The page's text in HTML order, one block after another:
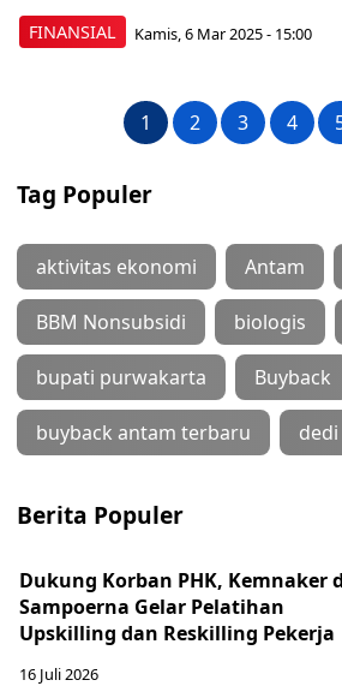
FINANSIAL Kamis, 6 Mar 2025 - 15:00
1 2 3 4
Tag Populer
aktivitas ekonomi Antam
BBM Nonsubsidi biologis
bupati purwakarta Buyback
buyback antam terbaru
Berita Populer
Dukung Korban PHK, Kemnaker
Sampoerna Gelar Pelatihan
Upskilling dan Reskilling Pekerja
16 Juli 2026